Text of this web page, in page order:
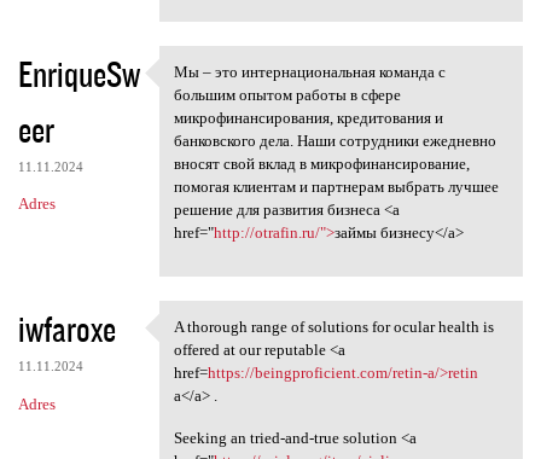
EnriqueSw
eer
11.11.2024
Adres
Мы – это интернациональная
Мы – это интернациональная команда с
большим опытом работы в сфере
микрофинансирования, кредитования и
банковского дела. Наши сотрудники ежедневно
вносят свой вклад в микрофинансирование,
помогая клиентам и партнерам выбрать лучшее
решение для развития бизнеса <a
href="http://otrafin.ru/">займы бизнесу</a>
iwfaroxe
11.11.2024
Adres
A thorough range of solutions
A thorough range of solutions for ocular health is
offered at our reputable <a
href=https://beingproficient.com/retin-a/>retin
a</a> .
Seeking an tried-and-true solution <a